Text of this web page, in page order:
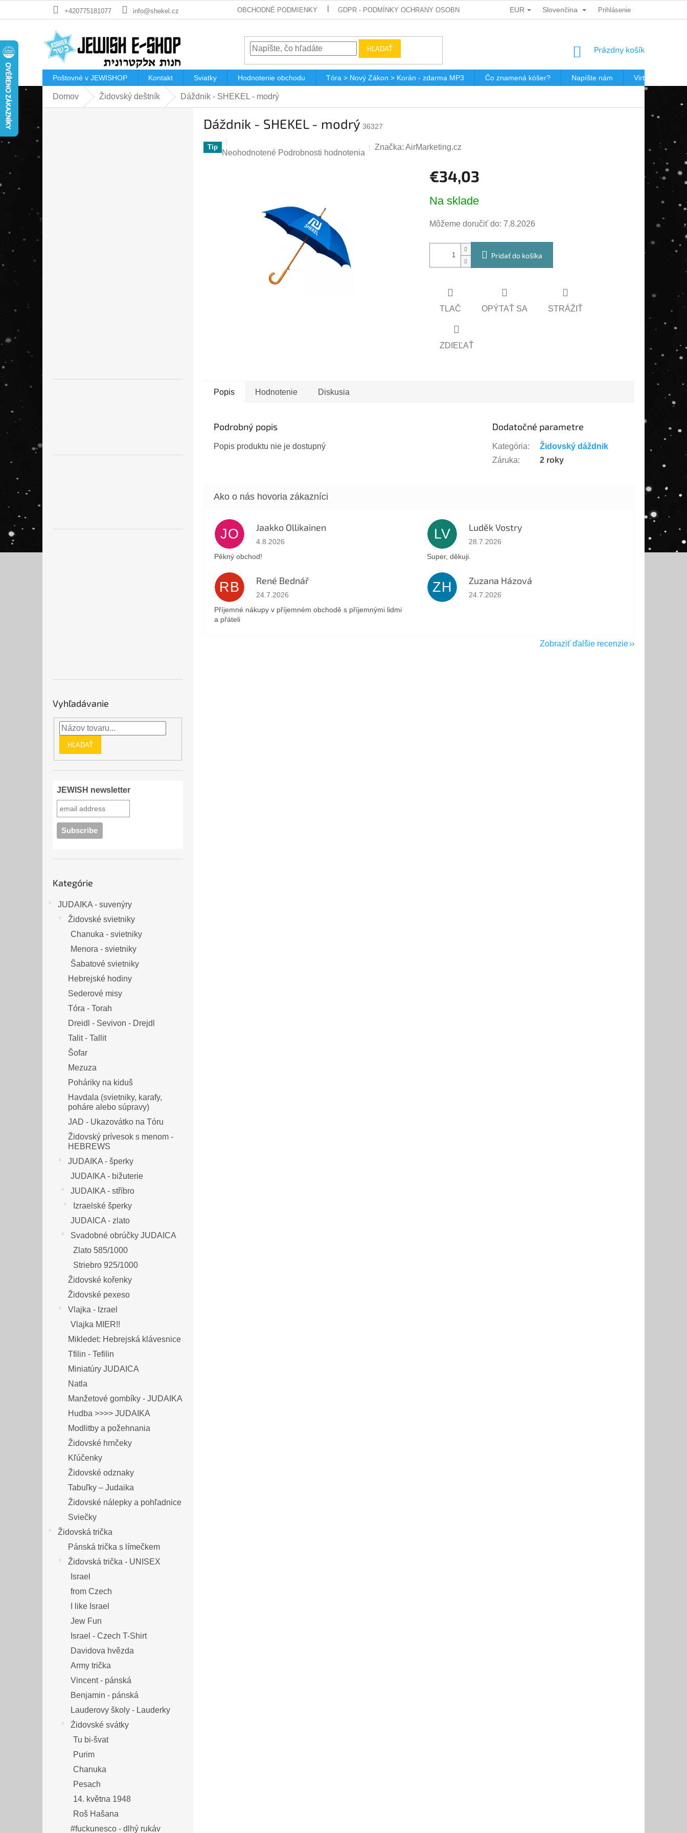
+420775181077 info@shekel.cz OBCHODNÉ PODMIENKY GDPR - PODMÍNKY OCHRANY OSOBNÍCH ÚDAJŮ DÁRKOVÉ KUPONY POŠTOVNÉ V JEWISHOP
EUR Slovenčina Prihlásenie
HĽADAŤ
NÁKUPNÝ
Prázdny košík
Poštovné v JEWISHOP Kontakt Sviatky Hodnotenie obchodu Tóra > Nový Zákon > Korán - zdarma MP3 Čo znamená kóšer? Napíšte nám Virtuálna
Domov Židovský deštník Dáždnik - SHEKEL - modrý
Vyhľadávanie
HĽADAŤ
JEWISH newsletter
kategórie
Kategórie
JUDAIKA - suvenýry
Židovské svietniky
Chanuka - svietniky
Menora - svietniky
Šabatové svietniky
Hebrejské hodiny
Sederové misy
Tóra - Torah
Dreidl - Sevivon - Drejdl
Talit - Tallit
Šofar
Mezuza
Poháriky na kiduš
Havdala (svietniky, karafy,
poháre alebo súpravy)
JAD - Ukazovátko na Tóru
Židovský prívesok s menom -
HEBREWS
JUDAIKA - šperky
JUDAIKA - bižuterie
JUDAIKA - stříbro
Izraelské šperky
JUDAICA - zlato
Svadobné obrúčky JUDAICA
Zlato 585/1000
Striebro 925/1000
Židovské kořenky
Židovské pexeso
Vlajka - Izrael
Vlajka MIER!!
Mikledet: Hebrejská klávesnice
Tfilin - Tefilin
Miniatúry JUDAICA
Natla
Manžetové gombíky - JUDAIKA
Hudba >>>> JUDAIKA
Modlitby a požehnania
Židovské hrnčeky
Kľúčenky
Židovské odznaky
Tabuľky – Judaika
Židovské nálepky a pohľadnice
Sviečky
Židovská trička
Pánská trička s límečkem
Židovská trička - UNISEX
Israel
from Czech
I like Israel
Jew Fun
Israel - Czech T-Shirt
Davidova hvězda
Army trička
Vincent - pánská
Benjamin - pánská
Lauderovy školy - Lauderky
Źidovské svátky
Tu bi-švat
Purim
Chanuka
Pesach
14. května 1948
Roš Hašana
#fuckunesco - dlhý rukáv
Dáždnik - SHEKEL - modrý 36327
Tip
Priemerné
Neohodnotené Podrobnosti hodnotenia
Značka: AirMarketing.cz
€34,03
cena:
Na sklade
Môžeme doručiť do: 7.8.2026
Pridať do košíka
TLAČ OPÝTAŤ SA STRÁŽIŤ
ZDIEĽAŤ
Popis Hodnotenie Diskusia
Podrobný popis
Popis produktu nie je dostupný
Dodatočné parametre
Kategória:
Židovský dáždnik
Záruka: 2 roky
JO Jaakko Ollikainen
Hodnotenie obchodu je 5 z 5 hviezdičiek.
4.8.2026
Pěkný obchod!
LV Luděk Vostry
Hodnotenie obchodu je 5 z 5 hviezdičiek.
28.7.2026
Super, děkuji.
RB René Bednář
Hodnotenie obchodu je 5 z 5 hviezdičiek.
24.7.2026
Příjemné nákupy v příjemném obchodě s příjemnými lidmi
a přáteli
ZH Zuzana Házová
Hodnotenie obchodu je 5 z 5 hviezdičiek.
24.7.2026
Zobraziť ďalšie recenzie